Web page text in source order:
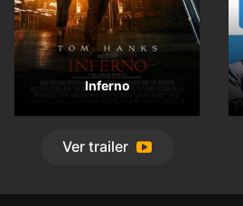
Inferno
Ver trailer